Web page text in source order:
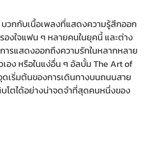
วกกับเนื้อเพลงที่แสดงความรู้สึกออก
องใจแฟน ๆ หลายคนในยุคนี้ และต่าง
ารแสดงออกถึงความรักในหลากหลาย
อง หรือในแง่อื่น ๆ อัลบั้ม The Art of
ดเริ่มต้นของการเดินทางบนถนนสาย
โตได้อย่างน่าจดจำที่สุดคนหนึ่งของ